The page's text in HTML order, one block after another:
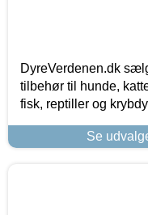
DyreVerdenen.dk
tilbehør til hunde,
fisk, reptiller og
Se